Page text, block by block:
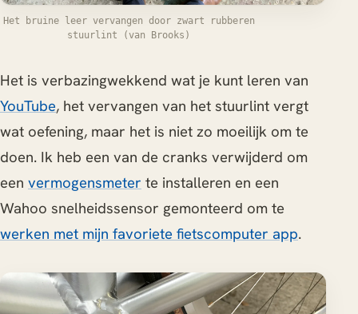
Het bruine leer vervangen door zwart rubberen
stuurlint (van Brooks)
Het is verbazingwekkend wat je kunt leren van
YouTube, het vervangen van het stuurlint vergt
wat oefening, maar het is niet zo moeilijk om te
doen. Ik heb een van de cranks verwijderd om
een vermogensmeter te installeren en een
Wahoo snelheidssensor gemonteerd om te
werken met mijn favoriete fietscomputer app.